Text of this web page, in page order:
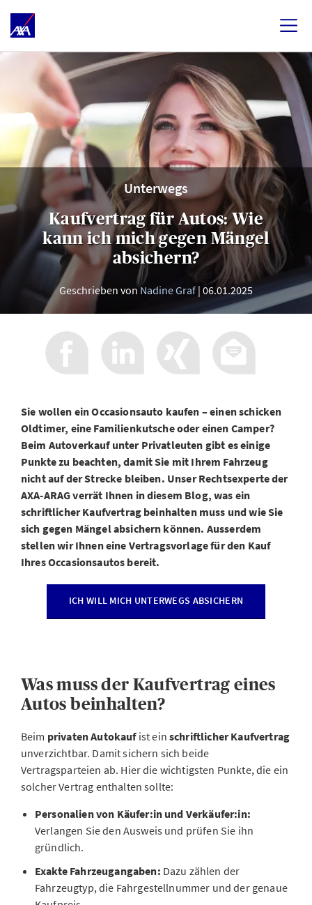
Unterwegs
Kaufvertrag für Autos: Wie
kann ich mich gegen Mängel
absichern?
Geschrieben vonNadine Graf 06.01.2025
Sie wollen ein Occasionsauto kaufen – einen schicken
Oldtimer, eine Familienkutsche oder einen Camper?
Beim Autoverkauf unter Privatleuten gibt es einige
Punkte zu beachten, damit Sie mit Ihrem Fahrzeug
nicht auf der Strecke bleiben. Unser Rechtsexperte der
AXA-ARAG verrät Ihnen in diesem Blog, was ein
schriftlicher Kaufvertrag beinhalten muss und wie Sie
sich gegen Mängel absichern können. Ausserdem
stellen wir Ihnen eine Vertragsvorlage für den Kauf
Ihres Occasionsautos bereit.
ICH WILL MICH UNTERWEGS ABSICHERN
Was muss der Kaufvertrag eines
Autos beinhalten?
Beim privaten Autokaufist ein schriftlicher Kaufvertrag
unverzichtbar. Damit sichern sich beide
Vertragsparteien ab. Hier die wichtigsten Punkte, die ein
solcher Vertrag enthalten sollte:
Personalien von Käufer:in und Verkäufer:in:
Verlangen Sie den Ausweis und prüfen Sie ihn
gründlich.
Exakte Fahrzeugangaben: Dazu zählen der
Fahrzeugtyp, die Fahrgestellnummer und der genaue